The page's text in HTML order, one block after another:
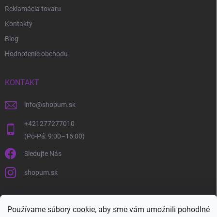
Používame súbory cookie, aby sme vám umožnili pohodlné
Reklamácia tovaru
Kontakty
Blog
Hodnotenie obchodu
KONTAKT
info@shopum.sk
+421277277010
Sledujte Nás
shopum.sk